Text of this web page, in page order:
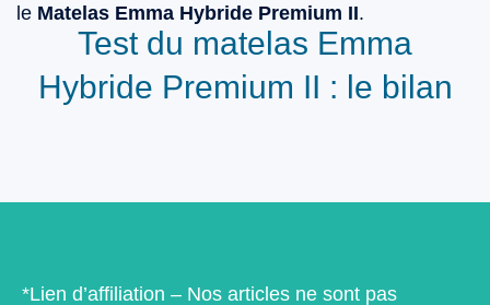
Test du matelas Emma
Hybride Premium II : le bilan
le Matelas Emma Hybride Premium II.
*Lien d’affiliation – Nos articles ne sont pas